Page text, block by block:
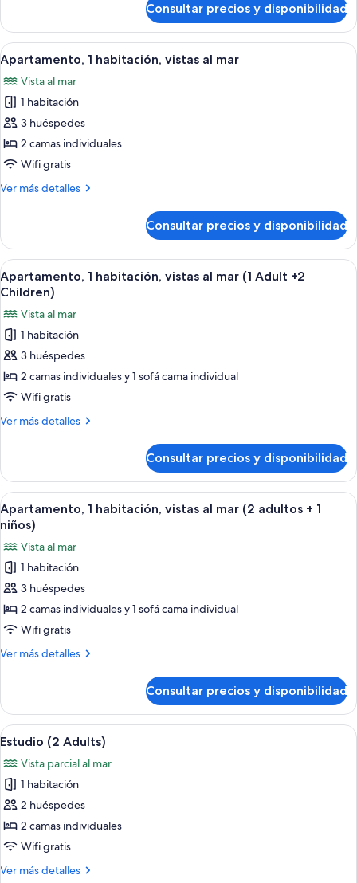
Adulto
+2
niños)
1
habitación
(1
Adulto
+2
niños)
Consultar precios y disponibilidad
Abrir
todas
las
fotos
de
Apartamento,
1
vistas
Habitación de hotel moderna con
12
Apartamento, 1 habitación, vistas al mar
Vista al mar
1 habitación
3 huéspedes
2 camas individuales
Wifi gratis
Ver más detalles
Más
1
habitación,
vistas
al
Consultar precios y disponibilidad
Abrir
todas
fotos
de
Apartamento,
1
habitación,
vistas
(1
Adult
+2
Children)
Habitación de hotel moderna con
12
Apartamento, 1 habitación, vistas al mar (1 Adult +2
Children)
Vista al mar
1 habitación
3 huéspedes
2 camas individuales y 1 sofá cama individual
Wifi gratis
Ver más detalles
Más
1
habitación,
vistas
al
(1
Adult
+2
Children)
Consultar precios y disponibilidad
Abrir
todas
fotos
de
Apartamento,
1
habitación,
vistas
(2
adultos
+
1
niños)
Habitación de hotel moderna con
12
Apartamento, 1 habitación, vistas al mar (2 adultos + 1
niños)
Vista al mar
1 habitación
3 huéspedes
2 camas individuales y 1 sofá cama individual
Wifi gratis
Ver más detalles
Más
1
habitación,
vistas
mar
(2
adultos
+
niños)
Consultar precios y disponibilidad
Abrir
todas
las
fotos
de
Estudio
(2
Habitación de hotel moderna con
8
Estudio (2 Adults)
Vista parcial al mar
1 habitación
2 huéspedes
2 camas individuales
Wifi gratis
Ver más detalles
Más